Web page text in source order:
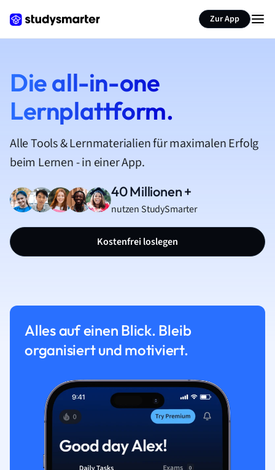
Zur App
Die all-in-one
Lernplattform.
Alle Tools & Lernmaterialien für maximalen Erfolg
beim Lernen - in einer App.
40 Millionen +
nutzen StudySmarter
Kostenfrei loslegen
Alles auf einen Blick. Bleib
organisiert und motiviert.